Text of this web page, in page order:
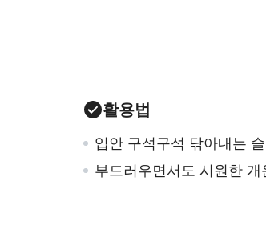
활용법
입안 구석구석 닦아내는
부드러우면서도 시원한